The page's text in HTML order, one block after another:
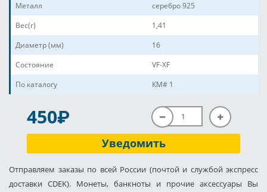
Металл
серебро 925
Вес(г)
1,41
Диаметр (мм)
16
Состояние
VF-XF
По каталогу
КМ# 1
450P
Уведомить
Отправляем заказы по всей России (почтой и службой экспресс
доставки CDEK). Монеты, банкноты и прочие аксессуары Вы